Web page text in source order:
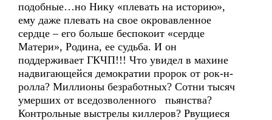
подобные…но Нику «плевать на историю»,
ему даже плевать на свое окровавленное
сердце – его больше беспокоит «сердце
Матери», Родина, ее судьба. И он
поддерживает ГКЧП!!! Что увидел в махине
надвигающейся демократии пророк от рок-н-
ролла? Миллионы безработных? Сотни тысяч
умерших от вседозволенного пьянства?
Контрольные выстрелы киллеров? Рвущиеся